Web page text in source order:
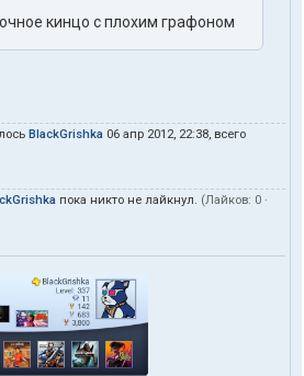
кинцо с плохим графоном
BlackGrishka 06 апр 2012, 22:38, всего
пока никто не лайкнул. (Лайков: 0 ·